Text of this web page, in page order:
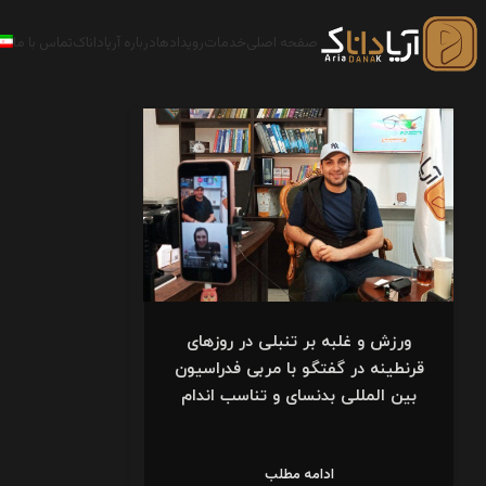
صفحه اصلی خدمات رویدادها درباره آریاداناکتماس با ما
ورزش و غلبه بر تنبلی در روزهای
قرنطینه در گفتگو با مربی فدراسیون
بین المللی بدنسای و تناسب اندام
ادامه مطلب